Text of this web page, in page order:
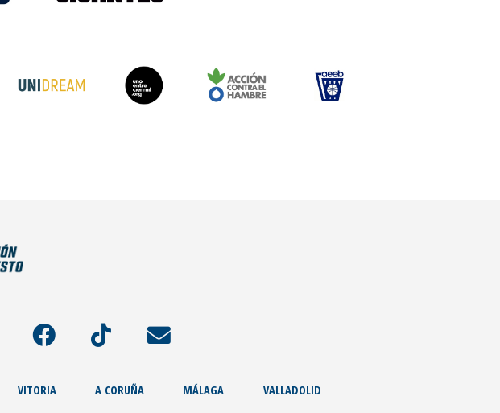
VITORIA A CORUÑA MÁLAGA VALLADOLID